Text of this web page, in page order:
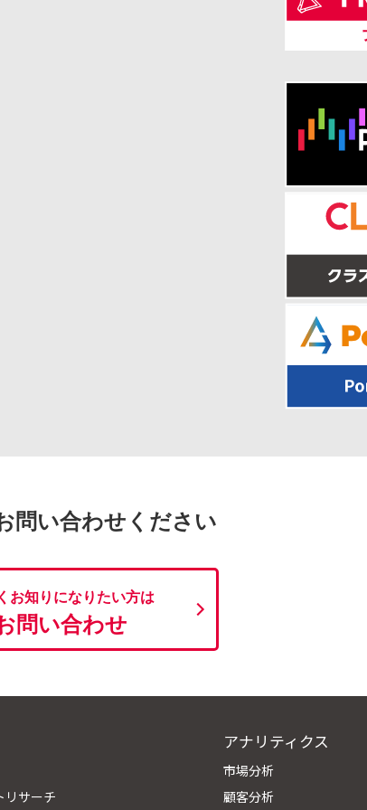
問い合わせください
お知りになりたい方は
問い合わせ
リサーチ
アナリティクス
市場分析
顧客分析